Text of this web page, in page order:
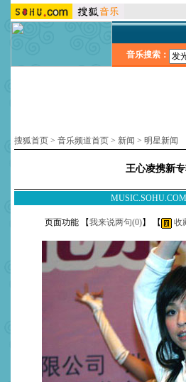
音乐搜索：
搜狐首页 > 音乐频道首页 > 新闻 > 明星新闻
王心凌携新
页面功能 【我来说两句(0)】 【 收